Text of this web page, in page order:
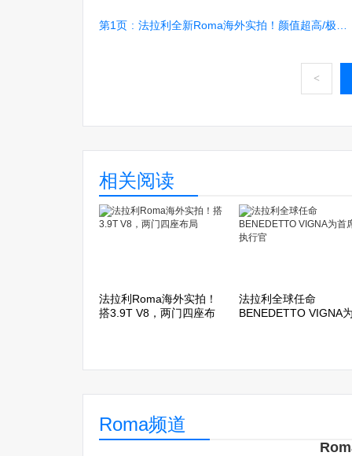
第1页 : 法拉利全新Roma海外实拍！颜值超高/极具性价比
<
相关阅读
法拉利Roma海外实拍！
搭3.9T V8，两门四座布
法拉利全球任命
BENEDETTO VIGNA
Roma频道